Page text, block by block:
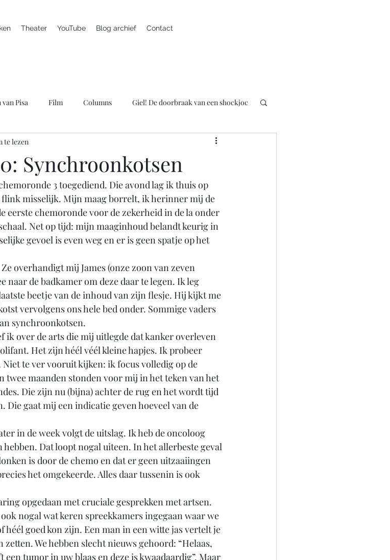
Theater YouTube Blog archief Contact
Pisa Film Columns Giel! De doorbraak van een shockjoc
LULverhalen Presentator
Theater Wie bang is krijgt ook klappen
Synchroonkotsen
te lezen
3 toegediend. Die avond lag ik thuis op
flink misselijk. Mijn maag borrelt, ik herinner mij de
eerste chemoronde voor de zekerheid in de la onder
Net op tijd: mijn maaginhoud belandt keurig in
gevoel is even weg en er is geen spatje op het
overhandigt mij James (onze zoon van zeven
naar de badkamer om deze daar te legen. Ik leg
beetje van de inhoud van zijn flesje. Hij kijkt me
vervolgens ons hele bed onder. Sommige vaders
synchroonkotsen.
ik over de arts die mij uitlegde dat kanker overleven
Het zijn héél véél kleine hapjes. Ik probeer
te ver vooruit kijken: ik focus volledig op de
twee maanden stonden voor mij in het teken van het
Die zijn nu (bijna) achter de rug en het wordt tijd
gaat mij een indicatie geven hoeveel van de
in de week volgt de uitslag. Ik heb de oncoloog
Dat loopt nogal uiteen. In het allerbeste geval
is door de chemo en dat er geen uitzaaiingen
het omgekeerde. Alles daar tussenin is ook
opgedaan met cruciale gesprekken met artsen.
nogal wat keren spreekkamers ingegaan waar we
goed kon zijn. Een man in een witte jas vertelt je
zetten. We hebben slecht nieuws gehoord: “Helaas,
een tumor in uw blaas en deze is kwaadaardig”. Maar